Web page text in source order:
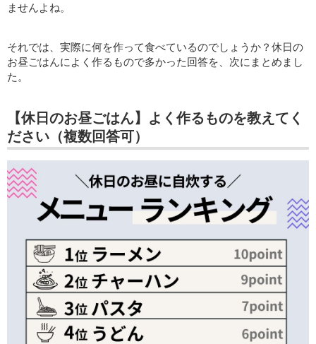
ませんよね。
それでは、実際に何を作って食べているのでしょうか？休日の
お昼ごはんによく作るもので多かった回答を、次にまとめまし
た。
【休日のお昼ごはん】よく作るものを教えてく
ださい（複数回答可）